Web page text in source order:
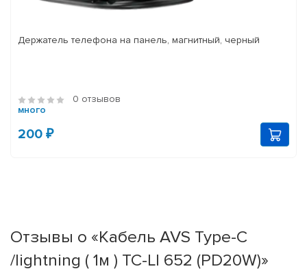
Держатель телефона на панель, магнитный, черный
0 отзывов
много
200 ₽
Отзывы о «Кабель AVS Type-C
/lightning ( 1м ) TC-LI 652 (PD20W)»